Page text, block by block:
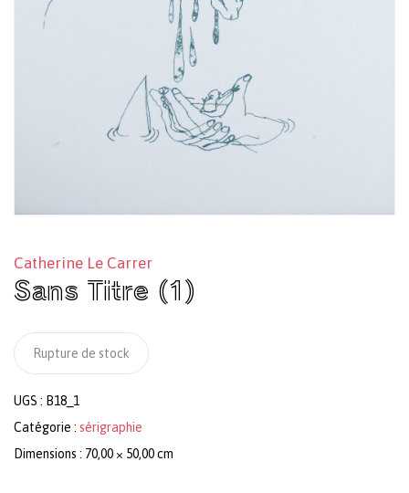
Catherine Le Carrer
Sans Titre (1)
Rupture de stock
UGS : B18_1
Catégorie : sérigraphie
Dimensions : 70,00 × 50,00 cm